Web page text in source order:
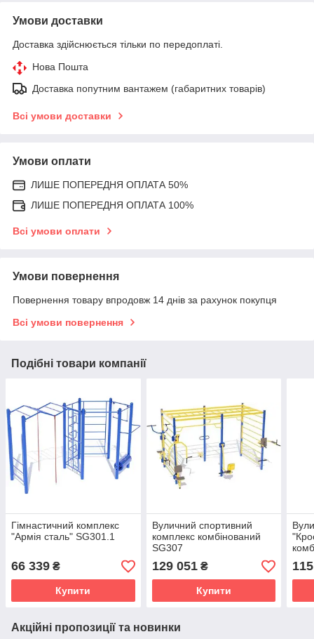
Умови доставки
Доставка здійснюється тільки по передоплаті.
Нова Пошта
Доставка попутним вантажем (габаритних товарів)
Всі умови доставки
Умови оплати
ЛИШЕ ПОПЕРЕДНЯ ОПЛАТА 50%
ЛИШЕ ПОПЕРЕДНЯ ОПЛАТА 100%
Всі умови оплати
Умови повернення
Повернення товару впродовж 14 днів за рахунок покупця
Всі умови повернення
Подібні товари компанії
Гімнастичний комплекс
"Армія сталь" SG301.1
66 339 ₴
Купити
Вуличний спортивний
комплекс комбінований
SG307
129 051₴
Купити
Акційні пропозиції та новинки